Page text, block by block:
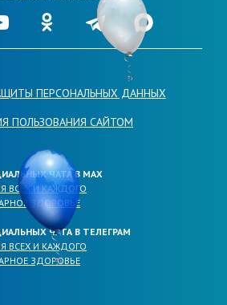
группу во VKontakte
на наш канал в Youtube
Ссылка на нашу группу в
Ссылка на наш канал в
Ссылка на наш
ПЕРСОНАЛЬНЫХ ДАННЫХ
ПОЛЬЗОВАНИЯ САЙТОМ
ЧАТА В МАХ
ВСЕХ И КАЖДОГО
ЗДОРОВЬЕ
ЧАТА В ТЕЛЕГРАМ
ВСЕХ И КАЖДОГО
ЗДОРОВЬЕ